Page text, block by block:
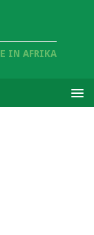
IN AFRIKA